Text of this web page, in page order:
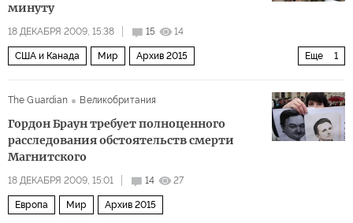
минуту
18 ДЕКАБРЯ 2009, 15:38 15 14
Еще 1
США и Канада Мир Архив 2015
The Guardian
Великобритания
Гордон Браун требует полноценного
расследования обстоятельств смерти
Магнитского
18 ДЕКАБРЯ 2009, 15:01 14 27
Европа Мир Архив 2015